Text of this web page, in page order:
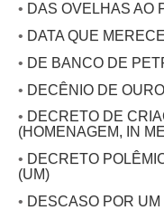
• DAS OVELHAS AO
• DATA QUE
• DE BANCO DE
• DECÊNIO DE OURO
• DECRETO DE
(HOMENAGEM, IN
• DECRETO
(UM)
• DESCASO POR